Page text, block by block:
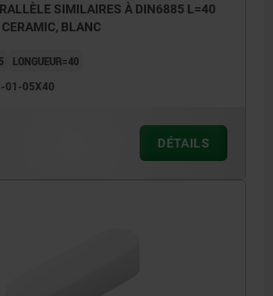
SIMILAIRES À DIN6885 L=40
BLANC
LONGUEUR=40
01-05X40
DÉTAILS